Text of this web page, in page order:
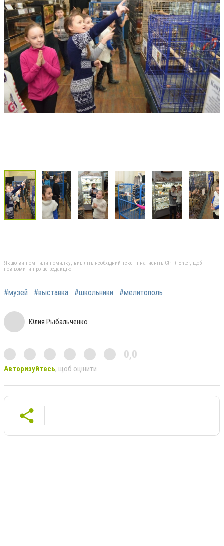
Якщо ви помітили помилку, виділіть необхідний текст і натисніть Ctrl + Enter, щоб
повідомити про це редакцію
#музей #выставка #школьники #мелитополь
Юлия Рыбальченко
0,0
Авторизуйтесь, щоб оцінити